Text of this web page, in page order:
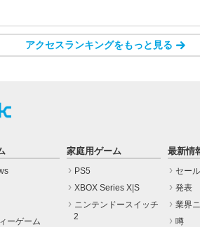
アクセスランキングをもっと見る
ーゲーム
家庭用ゲーム
PS5
XBOX Series X|S
ニンテンドースイッチ
2
最新情
セー
発表
業界
噂